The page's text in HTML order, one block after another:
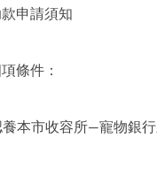
申請須知
條件：
本市收容所—寵物銀行